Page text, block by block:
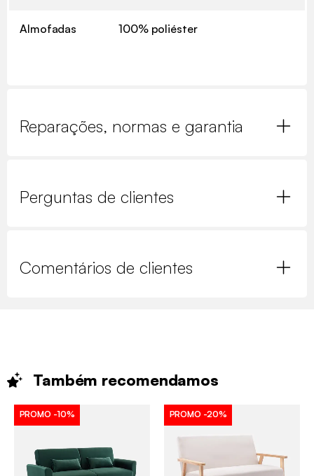
Almofadas 100% poliéster
Reparações, normas e garantia
Perguntas de clientes
Comentários de clientes
Também recomendamos
PROMO -10% PROMO -20%